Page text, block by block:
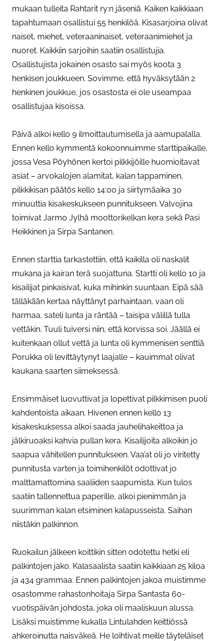
mukaan tulleita Rahtarit ry:n jäseniä. Kaiken kaikkiaan
tapahtumaan osallistui 55 henkilöä. Kisasarjoina olivat
naiset, miehet, veteraaninaiset, veteraanimiehet ja
nuoret. Kaikkiin sarjoihin saatiin osallistujia.
Osallistujista jokainen osasto sai myös koota 3
henkisen joukkueen. Sovimme, että hyväksytään 2
henkinen joukkue, jos osastosta ei ole useampaa
osallistujaa kisoissa.
Päivä alkoi kello 9 ilmoittautumisella ja aamupalalla.
Ennen kello kymmentä kokoonnuimme starttipaikalle,
jossa Vesa Pöyhönen kertoi pilkkijöille huomioitavat
asiat – arvokalojen alamitat, kalan tappaminen,
pilkkikisan päätös kello 14:00 ja siirtymäaika 30
minuuttia kisakeskukseen punnitukseen. Valvojina
toimivat Jarmo Jylhä moottorikelkan kera sekä Pasi
Heikkinen ja Sirpa Santanen.
Ennen starttia tarkastettiin, että kaikilla oli naskalit
mukana ja kairan terä suojattuna. Startti oli kello 10 ja
kisailijat pinkaisivat, kuka mihinkin suuntaan. Eipä sää
tälläkään kertaa näyttänyt parhaintaan, vaan oli
harmaa, sateli lunta ja räntää – taisipa välillä tulla
vettäkin. Tuuli tuiversi niin, että korvissa soi. Jäällä ei
kuitenkaan ollut vettä ja lunta oli kymmenisen senttiä.
Porukka oli levittäytynyt laajalle – kauimmat olivat
kaukana saarten siimeksessä.
Ensimmäiset luovuttivat ja lopettivat pilkkimisen puoli
kahdentoista aikaan. Hivenen ennen kello 13
kisakeskuksessa alkoi saada jauhelihakeittoa ja
jälkiruoaksi kahvia pullan kera. Kisailijoita alkoikin jo
saapua vähitellen punnitukseen. Vaa’at oli jo viritetty
punnitusta varten ja toimihenkilöt odottivat jo
malttamattomina saaliiden saapumista. Kun tulos
saatiin tallennettua paperille, alkoi pienimmän ja
suurimman kalan etsiminen kalapusseista. Saihan
niistäkin palkinnon.
Ruokailun jälkeen koittikin sitten odotettu hetki eli
palkintojen jako. Kalasaalista saatiin kaikkiaan 25 kiloa
ja 434 grammaa. Ennen palkintojen jakoa muistimme
osastomme rahastonhoitaja Sirpa Santasta 60-
vuotispäivän johdosta, joka oli maaliskuun alussa.
Lisäksi muistimme kukalla Lintulahden keittiössä
ahkeroinutta naisväkeä. He loihtivat meille täyteläiset